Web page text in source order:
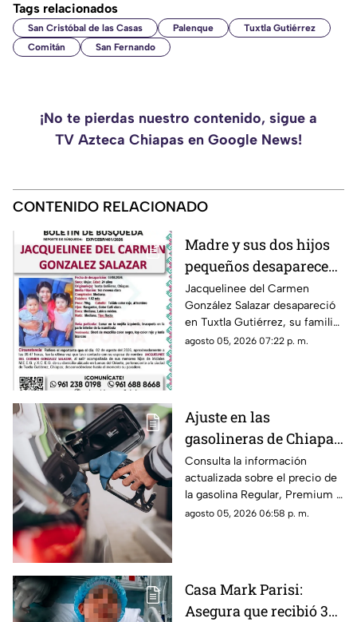
Tags relacionados
San Cristóbal de las Casas Palenque
Tuxtla Gutiérrez
Comitán
San Fernando
¡No te pierdas nuestro contenido, sigue a
TV Azteca Chiapas en Google News!
CONTENIDO RELACIONADO
Madre y sus dos hijos
pequeños desaparecen
en Tuxtla Gutiérrez ¡Su
esposo levantó una
ficha de busqueda!
Jacquelinee del Carmen
González Salazar desapareció
en Tuxtla Gutiérrez, su familia
lo busca, por lo que han
agosto 05, 2026 07:22 p. m.
Ajuste en las
gasolineras de Chiapas:
Precio de la Magna,
Premium y Diésel este
jueves 6 de agosto
Consulta la información
actualizada sobre el precio de
la gasolina Regular, Premium y
Diésel en las estaciones de
agosto 05, 2026 06:58 p. m.
Casa Mark Parisi:
Asegura que recibió 35